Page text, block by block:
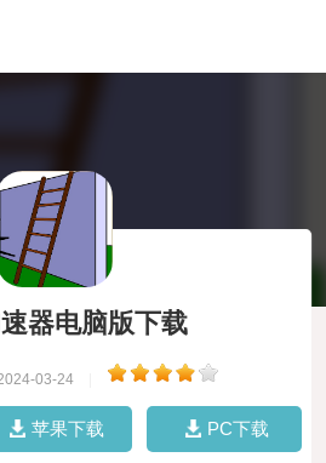
器电脑版下载
03-24
苹果下载 PC下载